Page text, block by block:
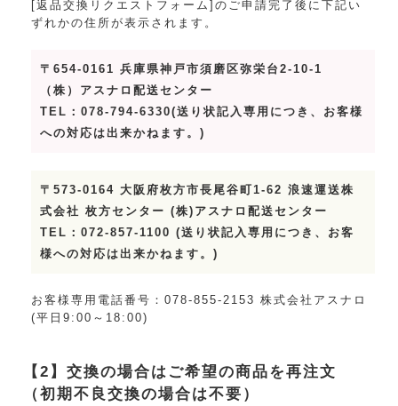
[返品交換リクエストフォーム]のご申請完了後に下記い
ずれかの住所が表示されます。
〒654-0161 兵庫県神戸市須磨区弥栄台2-10-1
（株）アスナロ配送センター
TEL：078-794-6330(送り状記入専用につき、お客様
への対応は出来かねます。)
〒573-0164 大阪府枚方市長尾谷町1-62 浪速運送株
式会社 枚方センター (株)アスナロ配送センター
TEL：072-857-1100 (送り状記入専用につき、お客
様への対応は出来かねます。)
お客様専用電話番号：078-855-2153 株式会社アスナロ
(平日9:00～18:00)
【2】交換の場合はご希望の商品を再注文
（初期不良交換の場合は不要）